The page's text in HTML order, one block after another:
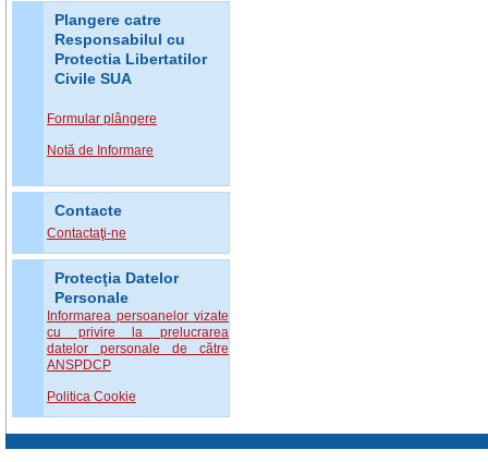
Plangere catre
Responsabilul cu
Protectia Libertatilor
Civile SUA
Formular plângere
Notă de Informare
Contacte
Contactaţi-ne
Protecţia Datelor
Personale
Informarea persoanelor vizate
cu privire la prelucrarea
datelor personale de către
ANSPDCP
Politica Cookie